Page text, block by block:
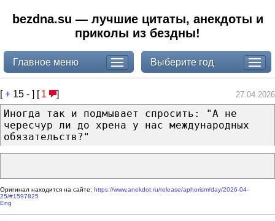
bezdna.su — лучшие цитаты, анекдоты и
приколы из бездны!
Главное меню Выберите год
[+ 15 - ] [ 1 ] 27.04.2026
Иногда так и подмывает спросить: "А не
чересчур ли до хрена у нас международных
обязательств?"
Оригинал находится на сайте: https://www.anekdot.ru/release/aphorism/day/2026-04-
25/#1597825
Eng